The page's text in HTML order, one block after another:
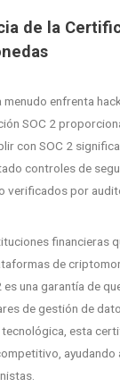
de la
menudo enfrenta
SOC 2
con SOC 2
controles de
verificados por
financieras
de
es una garantía de
de gestión de
esta
ayudando